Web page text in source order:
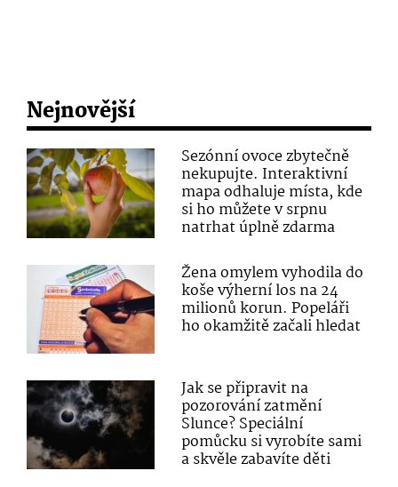
Nejnovější
Sezónní ovoce zbytečně
nekupujte. Interaktivní
mapa odhaluje místa, kde
si ho můžete v srpnu
natrhat úplně zdarma
Žena omylem vyhodila do
koše výherní los na 24
milionů korun. Popeláři
ho okamžitě začali hledat
Jak se připravit na
pozorování zatmění
Slunce? Speciální
pomůcku si vyrobíte sami
a skvěle zabavíte děti